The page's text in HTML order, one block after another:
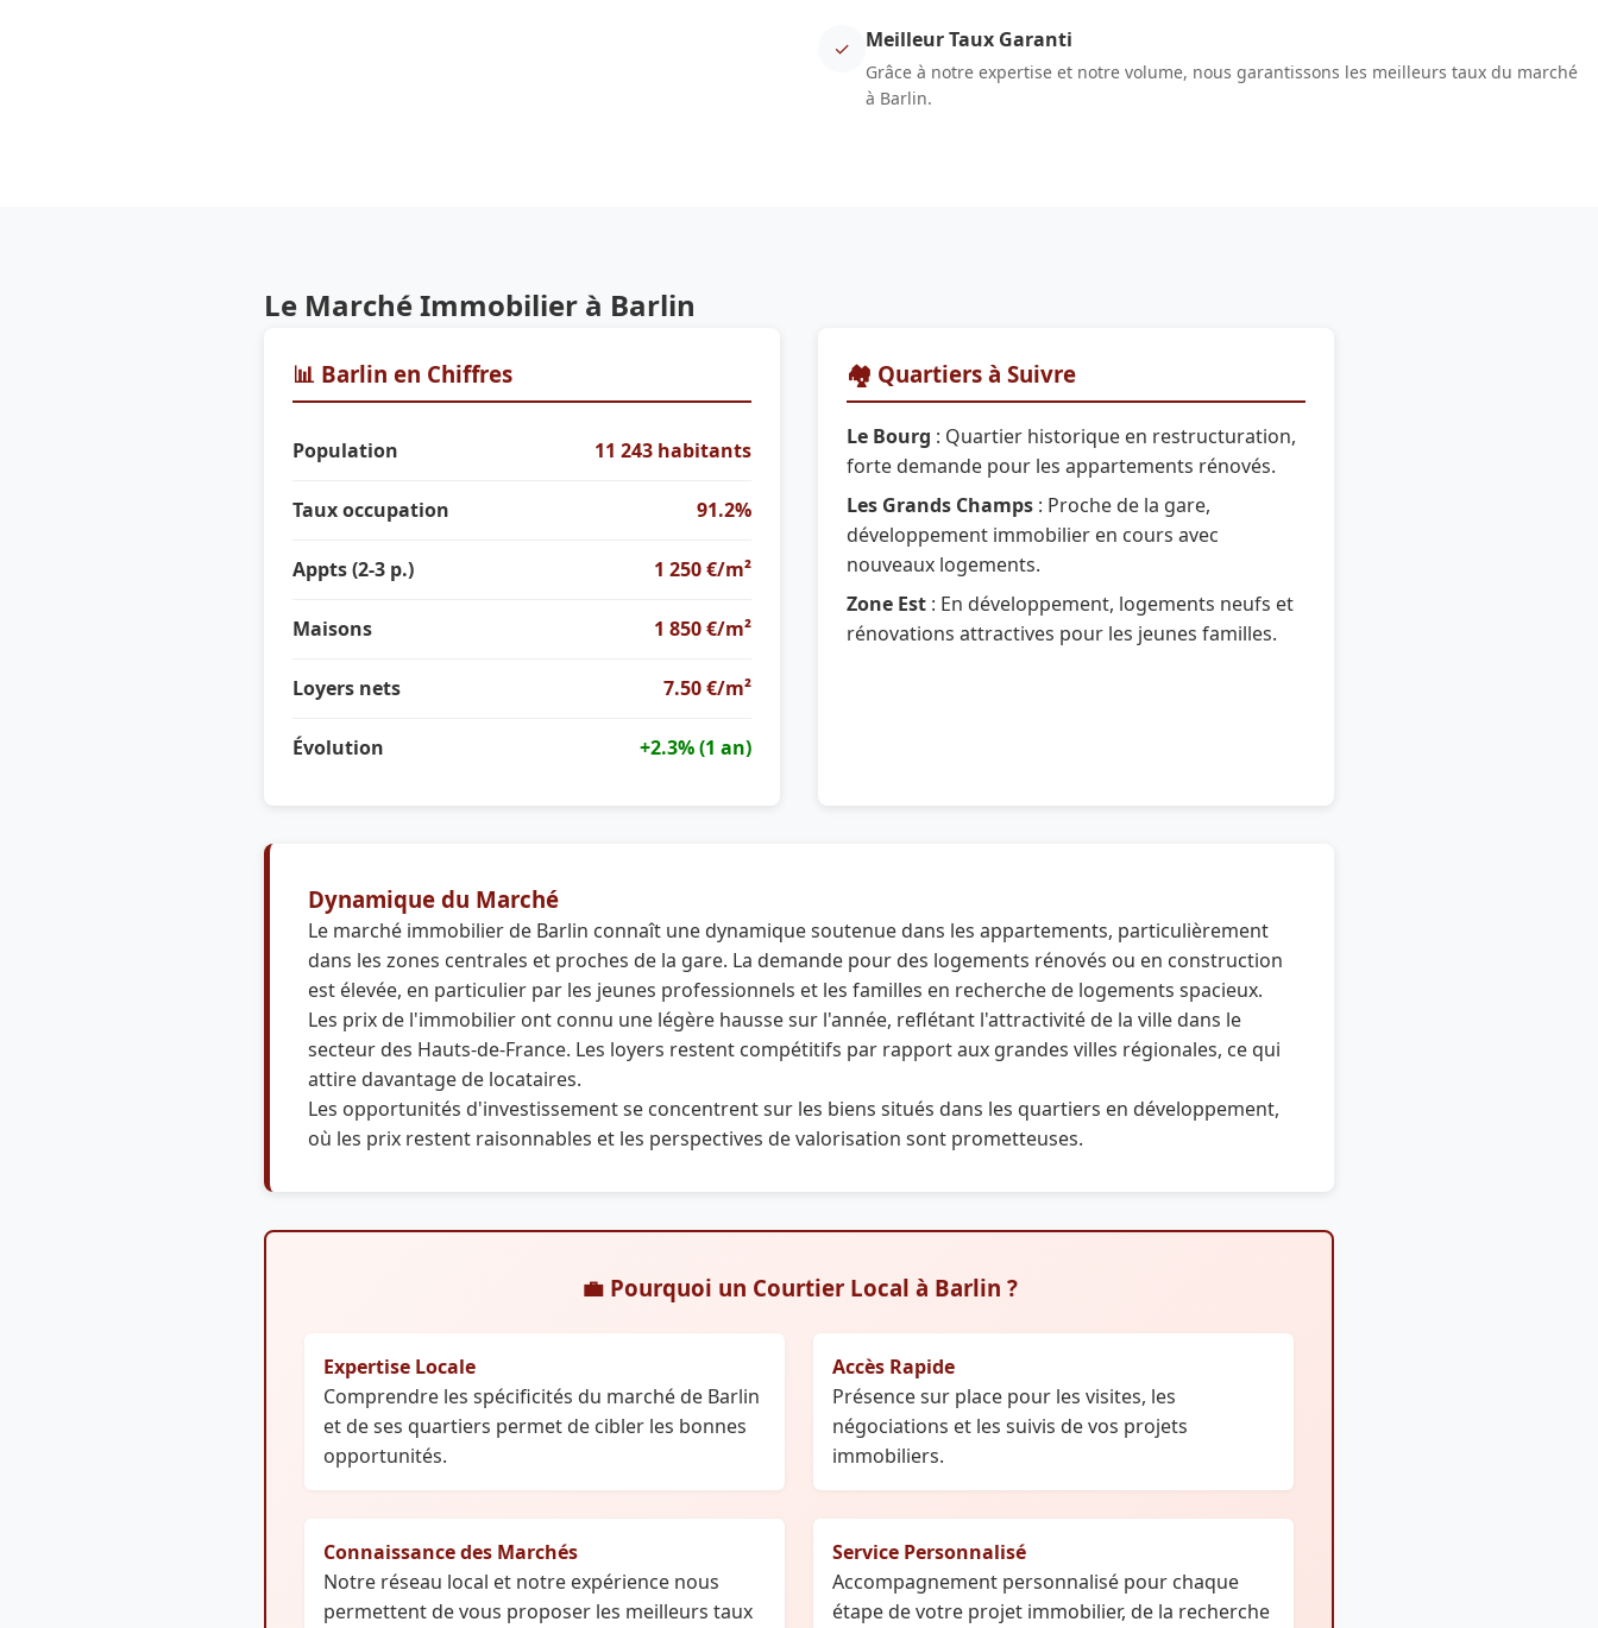
✓ Meilleur Taux Garanti
Grâce à notre expertise et notre volume, nous garantissons les meilleurs taux du marché
à Barlin.
Le Marché Immobilier à Barlin
📊 Barlin en Chiffres
Population 11 243 habitants
Taux occupation 91.2%
Appts (2-3 p.) 1 250 €/m²
Maisons 1 850 €/m²
Loyers nets 7.50 €/m²
Évolution +2.3% (1 an)
🏘️ Quartiers à Suivre
Le Bourg : Quartier historique en restructuration,
forte demande pour les appartements rénovés.
Les Grands Champs : Proche de la gare,
développement immobilier en cours avec
nouveaux logements.
Zone Est : En développement, logements neufs et
rénovations attractives pour les jeunes familles.
Dynamique du Marché
Le marché immobilier de Barlin connaît une dynamique soutenue dans les appartements, particulièrement
dans les zones centrales et proches de la gare. La demande pour des logements rénovés ou en construction
est élevée, en particulier par les jeunes professionnels et les familles en recherche de logements spacieux.
Les prix de l'immobilier ont connu une légère hausse sur l'année, reflétant l'attractivité de la ville dans le
secteur des Hauts-de-France. Les loyers restent compétitifs par rapport aux grandes villes régionales, ce qui
attire davantage de locataires.
Les opportunités d'investissement se concentrent sur les biens situés dans les quartiers en développement,
où les prix restent raisonnables et les perspectives de valorisation sont prometteuses.
💼 Pourquoi un Courtier Local à Barlin ?
Expertise Locale
Comprendre les spécificités du marché de Barlin
et de ses quartiers permet de cibler les bonnes
opportunités.
Accès Rapide
Présence sur place pour les visites, les
négociations et les suivis de vos projets
immobiliers.
Connaissance des Marchés
Notre réseau local et notre expérience nous
permettent de vous proposer les meilleurs taux
Service Personnalisé
Accompagnement personnalisé pour chaque
étape de votre projet immobilier, de la recherche